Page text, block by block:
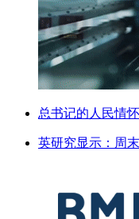
总书记的人民情
英研究显示：周